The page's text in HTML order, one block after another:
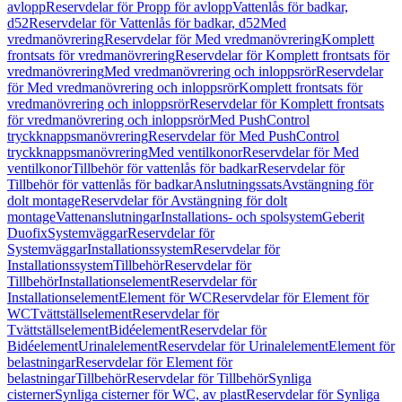
avloppReservdelar för Propp för avloppVattenlås för badkar,
d52Reservdelar för Vattenlås för badkar, d52Med
vredmanövreringReservdelar för Med vredmanövreringKomplett
frontsats för vredmanövreringReservdelar för Komplett frontsats för
vredmanövreringMed vredmanövrering och inloppsrörReservdelar
för Med vredmanövrering och inloppsrörKomplett frontsats för
vredmanövrering och inloppsrörReservdelar för Komplett frontsats
för vredmanövrering och inloppsrörMed PushControl
tryckknappsmanövreringReservdelar för Med PushControl
tryckknappsmanövreringMed ventilkonorReservdelar för Med
ventilkonorTillbehör för vattenlås för badkarReservdelar för
Tillbehör för vattenlås för badkarAnslutningssatsAvstängning för
dolt montageReservdelar för Avstängning för dolt
montageVattenanslutningarInstallations- och spolsystemGeberit
DuofixSystemväggarReservdelar för
SystemväggarInstallationssystemReservdelar för
InstallationssystemTillbehörReservdelar för
TillbehörInstallationselementReservdelar för
InstallationselementElement för WCReservdelar för Element för
WCTvättställselementReservdelar för
TvättställselementBidéelementReservdelar för
BidéelementUrinalelementReservdelar för UrinalelementElement för
belastningarReservdelar för Element för
belastningarTillbehörReservdelar för TillbehörSynliga
cisternerSynliga cisterner för WC, av plastReservdelar för Synliga